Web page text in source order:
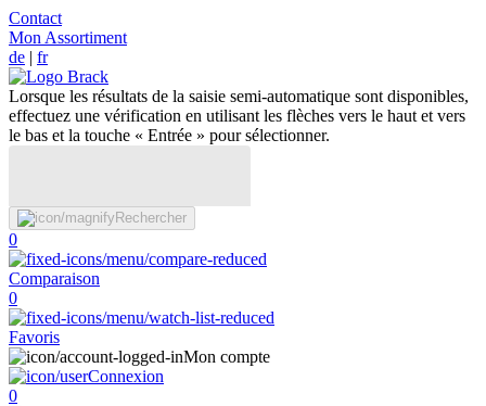
Contact
Mon Assortiment
de | fr
Lorsque les résultats de la saisie semi-automatique sont disponibles,
effectuez une vérification en utilisant les flèches vers le haut et vers
le bas et la touche « Entrée » pour sélectionner.
Rechercher
0
Comparaison
0
Favoris
Mon compte
Connexion
0